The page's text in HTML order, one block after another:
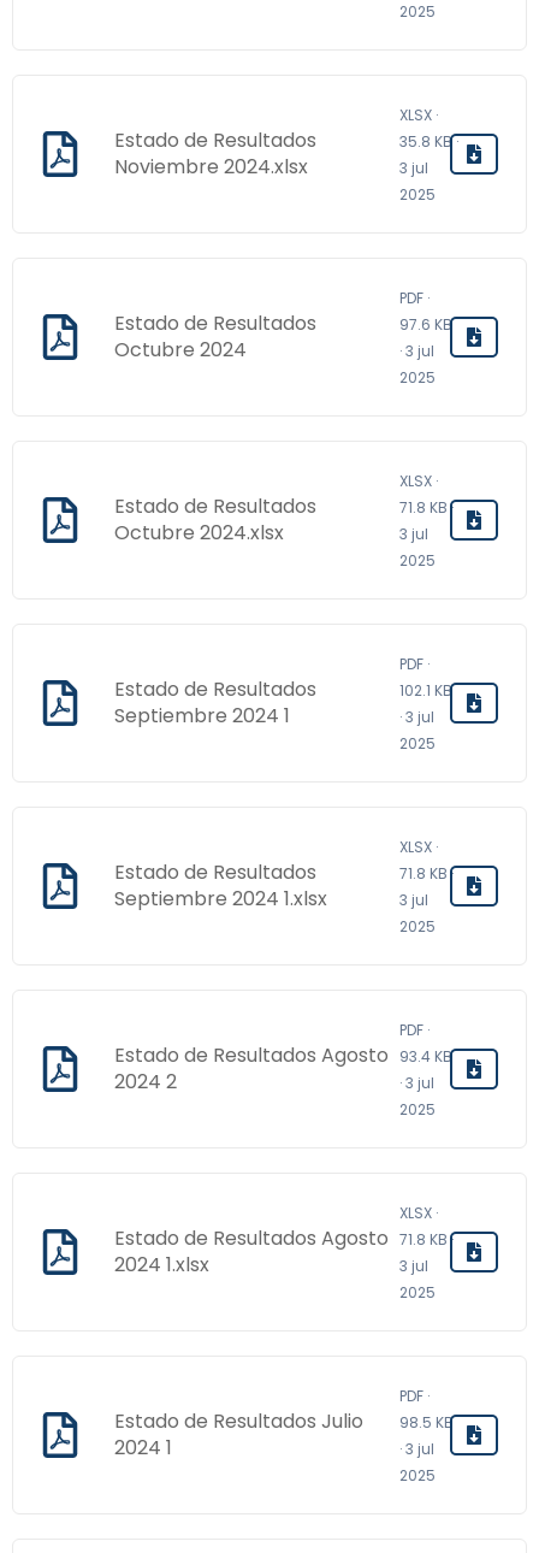
2025
Estado de Resultados
Noviembre 2024.xlsx
XLSX ·
35.8 KB ·
3 jul
2025
Estado de Resultados
Octubre 2024
PDF ·
97.6 KB
· 3 jul
2025
Estado de Resultados
Octubre 2024.xlsx
XLSX ·
71.8 KB ·
3 jul
2025
Estado de Resultados
Septiembre 2024 1
PDF ·
102.1 KB
· 3 jul
2025
Estado de Resultados
Septiembre 2024 1.xlsx
XLSX ·
71.8 KB ·
3 jul
2025
Estado de Resultados Agosto
2024 2
PDF ·
93.4 KB
· 3 jul
2025
Estado de Resultados Agosto
2024 1.xlsx
XLSX ·
71.8 KB ·
3 jul
2025
Estado de Resultados Julio
2024 1
PDF ·
98.5 KB
· 3 jul
2025